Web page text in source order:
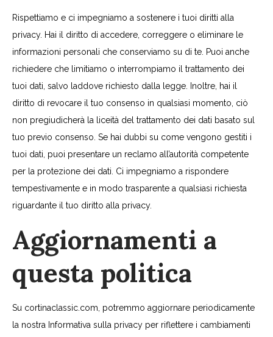
Rispettiamo e ci impegniamo a sostenere i tuoi diritti alla
privacy. Hai il diritto di accedere, correggere o eliminare le
informazioni personali che conserviamo su di te. Puoi anche
richiedere che limitiamo o interrompiamo il trattamento dei
tuoi dati, salvo laddove richiesto dalla legge. Inoltre, hai il
diritto di revocare il tuo consenso in qualsiasi momento, ciò
non pregiudicherà la liceità del trattamento dei dati basato sul
tuo previo consenso. Se hai dubbi su come vengono gestiti i
tuoi dati, puoi presentare un reclamo all’autorità competente
per la protezione dei dati. Ci impegniamo a rispondere
tempestivamente e in modo trasparente a qualsiasi richiesta
riguardante il tuo diritto alla privacy.
Aggiornamenti a
questa politica
Su cortinaclassic.com, potremmo aggiornare periodicamente
la nostra Informativa sulla privacy per riflettere i cambiamenti